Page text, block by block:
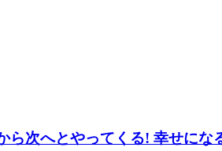
ら次へとやってくる! 幸せに